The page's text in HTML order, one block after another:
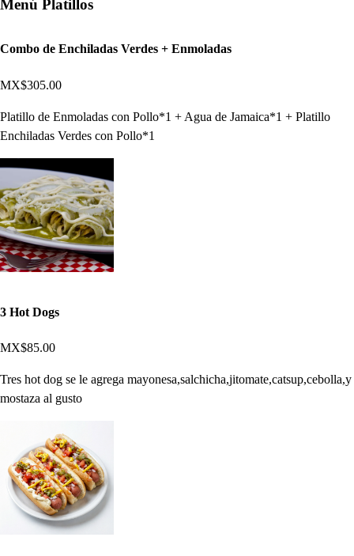
Menú Platillos
Combo de Enchiladas Verdes + Enmoladas
MX$305.00
Platillo de Enmoladas con Pollo*1 + Agua de Jamaica*1 + Platillo
Enchiladas Verdes con Pollo*1
3 Hot Dogs
MX$85.00
Tres hot dog se le agrega mayonesa,salchicha,jitomate,catsup,cebolla,y
mostaza al gusto